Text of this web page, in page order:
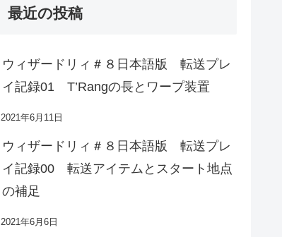
最近の投稿
ウィザードリィ＃８日本語版 転送プレ
イ記録01 T’Rangの長とワープ装置
2021年6月11日
ウィザードリィ＃８日本語版 転送プレ
イ記録00 転送アイテムとスタート地点
の補足
2021年6月6日